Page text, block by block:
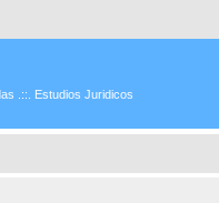
.::. Estudios Juridicos